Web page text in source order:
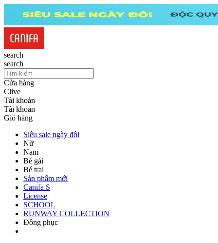
search
search
Cửa hàng
Clive
Tài khoản
Tài khoản
Giỏ hàng
Siêu sale ngày đôi
Nữ
Nam
Bé gái
Bé trai
Sản phẩm mới
Canifa S
License
SCHOOL
RUNWAY COLLECTION
Đồng phục